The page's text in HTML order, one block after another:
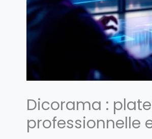
Dicorama :
professionnelle